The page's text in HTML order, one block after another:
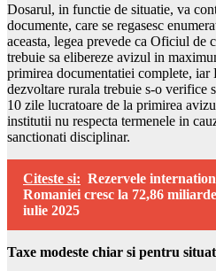
Dosarul, in functie de situatie, va
documente, care se regasesc
aceasta, legea prevede ca Oficiul de
trebuie sa elibereze avizul in
primirea documentatiei complete,
dezvoltare rurala trebuie s-o verifice
10 zile lucratoare de la primirea
institutii nu respecta termenele in
sanctionati disciplinar.
Citeste si: Rezervele
Romaniei cresc la 72,86
iulie 2025
Taxe modeste chiar si pentru